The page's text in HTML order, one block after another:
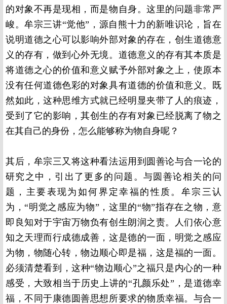
的对象不再是现相，而是物自身。这里的问题非常严
峻。牟宗三讲“觉他”，源自熊十力的新唯识论，旨在
说明道德之心可以影响外部对象的存在，创生道德意
义的存有，做到心外无境。道德意义的存有其本质是
将道德之心的价值和意义赋予外部对象之上，使原本
没有任何道德色彩的对象具有道德的价值和意义。既
然如此，这种思维方式就已经明显夹带了人的痕迹，
受到了它的影响，其创生的存有对象已经脱离了物之
在其自己的身份，怎么能够称为物自身呢？
其后，牟宗三又将这种看法运用到圆善论与合一论的
研究之中，引出了更多的问题。与圆善论相关的问
题，主要表现为如何界定幸福的性质。牟宗三认
为，“明觉之感应为物”，这里的“物”指存在之物，意
即良知对于宇宙万物负有创生朗润之责。人们依心意
知之天理而行成德成善，这是德的一面，明觉之感应
为物，物随心转，物边顺心即是福，这是福的一面。
必须清楚看到，这种“物边顺心”之福只是内心的一种
感受，大致相当于历史上讲的“孔颜乐处”，是道德幸
福，不同于康德圆善思想所要求的物质幸福。与合一